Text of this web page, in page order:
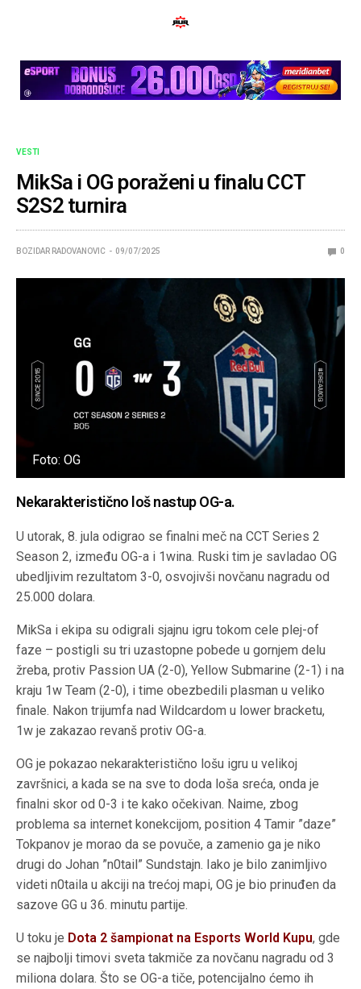
VESTI
MikSa i OG poraženi u finalu CCT
S2S2 turnira
BOZIDAR RADOVANOVIC 09/07/2025 0
Foto: OG
Nekarakteristično loš nastup OG-a.
U utorak, 8. jula odigrao se finalni meč na CCT Series 2
Season 2, između OG-a i 1wina. Ruski tim je savladao OG
ubedljivim rezultatom 3-0, osvojivši novčanu nagradu od
25.000 dolara.
MikSa i ekipa su odigrali sjajnu igru tokom cele plej-of
faze – postigli su tri uzastopne pobede u gornjem delu
žreba, protiv Passion UA (2-0), Yellow Submarine (2-1) i na
kraju 1w Team (2-0), i time obezbedili plasman u veliko
finale. Nakon trijumfa nad Wildcardom u lower bracketu,
1w je zakazao revanš protiv OG-a.
OG je pokazao nekarakteristično lošu igru u velikoj
završnici, a kada se na sve to doda loša sreća, onda je
finalni skor od 0-3 i te kako očekivan. Naime, zbog
problema sa internet konekcijom, position 4 Tamir ”daze”
Tokpanov je morao da se povuče, a zamenio ga je niko
drugi do Johan ”n0tail” Sundstajn. Iako je bilo zanimljivo
videti n0taila u akciji na trećoj mapi, OG je bio prinuđen da
sazove GG u 36. minutu partije.
U toku je Dota 2 šampionat na Esports World Kupu, gde
se najbolji timovi sveta takmiče za novčanu nagradu od 3
miliona dolara. Što se OG-a tiče, potencijalno ćemo ih